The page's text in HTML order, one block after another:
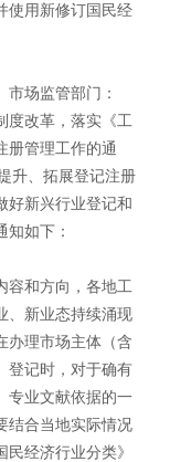
用新修订国民经
场监管部门：
改革，落实《工
册管理工作的通
升、拓展登记注册
好新兴行业登记和
如下：
和方向，各地工
、新业态持续涌现
办理市场主体（含
登记时，对于确有
专业文献依据的一
结合当地实际情况
经济行业分类》